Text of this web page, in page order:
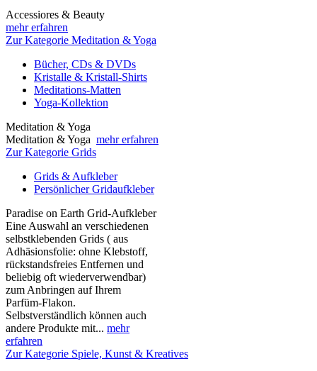
Accessiores & Beauty
mehr erfahren
Zur Kategorie Meditation & Yoga
Bücher, CDs & DVDs
Kristalle & Kristall-Shirts
Meditations-Matten
Yoga-Kollektion
Meditation & Yoga
Meditation & Yoga mehr erfahren
Zur Kategorie Grids
Grids & Aufkleber
Persönlicher Gridaufkleber
Paradise on Earth Grid-Aufkleber
Eine Auswahl an verschiedenen
selbstklebenden Grids ( aus
Adhäsionsfolie: ohne Klebstoff,
rückstandsfreies Entfernen und
beliebig oft wiederverwendbar)
zum Anbringen auf Ihrem
Parfüm-Flakon.
Selbstverständlich können auch
andere Produkte mit... mehr
erfahren
Zur Kategorie Spiele, Kunst & Kreatives